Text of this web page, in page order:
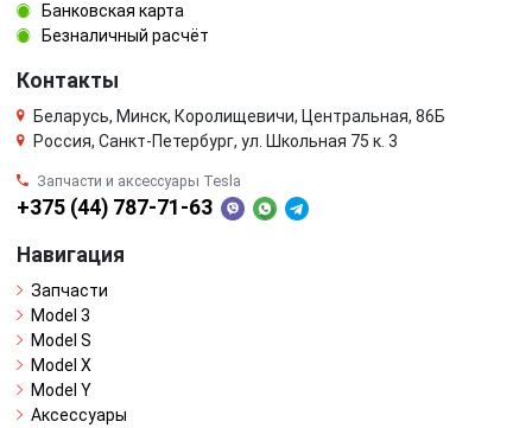
Банковская карта
Безналичный расчёт
Контакты
Беларусь, Минск, Королищевичи, Центральная, 86Б
Россия, Санкт-Петербург, ул. Школьная 75 к. 3
Запчасти и аксессуары Tesla
+375 (44) 787-71-63
Навигация
Запчасти
Model 3
Model S
Model X
Model Y
Аксессуары